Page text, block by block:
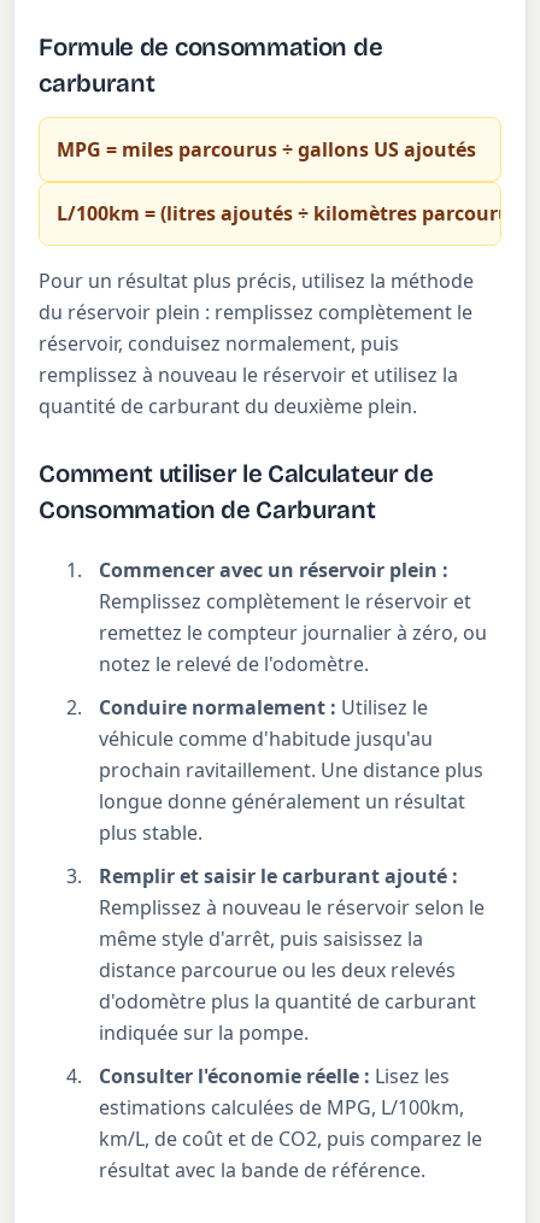
Formule de consommation de
carburant
MPG = miles parcourus ÷ gallons US ajoutés
L/100km = (litres ajoutés ÷ kilomètres parcourus)
Pour un résultat plus précis, utilisez la méthode
du réservoir plein : remplissez complètement le
réservoir, conduisez normalement, puis
remplissez à nouveau le réservoir et utilisez la
quantité de carburant du deuxième plein.
Comment utiliser le Calculateur de
Consommation de Carburant
Commencer avec un réservoir plein :
Remplissez complètement le réservoir et
remettez le compteur journalier à zéro, ou
notez le relevé de l'odomètre.
Conduire normalement : Utilisez le
véhicule comme d'habitude jusqu'au
prochain ravitaillement. Une distance plus
longue donne généralement un résultat
plus stable.
Remplir et saisir le carburant ajouté :
Remplissez à nouveau le réservoir selon le
même style d'arrêt, puis saisissez la
distance parcourue ou les deux relevés
d'odomètre plus la quantité de carburant
indiquée sur la pompe.
Consulter l'économie réelle : Lisez les
estimations calculées de MPG, L/100km,
km/L, de coût et de CO2, puis comparez le
résultat avec la bande de référence.